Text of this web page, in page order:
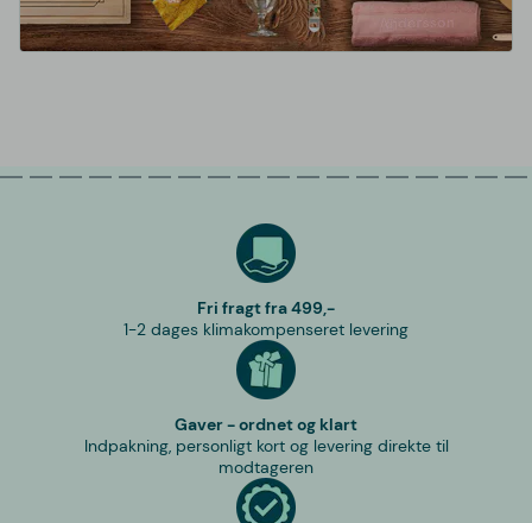
Fri fragt fra 499,-
1-2 dages klimakompenseret levering
Gaver - ordnet og klart
Indpakning, personligt kort og levering direkte til
modtageren